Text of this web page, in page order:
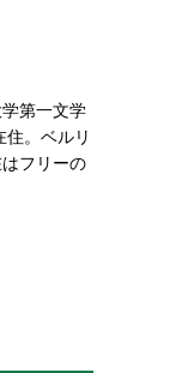
第一文学
。ベルリ
フリーの